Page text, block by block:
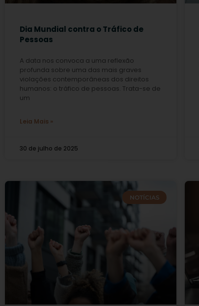
Dia Mundial contra o Tráfico de
Pessoas
A data nos convoca a uma reflexão
profunda sobre uma das mais graves
violações contemporâneas dos direitos
humanos: o tráfico de pessoas. Trata-se de
um
Leia Mais »
30 de julho de 2025
NOTÍCIAS